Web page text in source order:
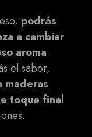
podrás
a cambiar
aroma
el sabor,
maderas
toque final